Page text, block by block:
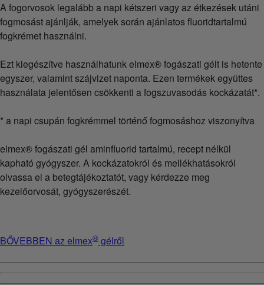
A fogorvosok legalább a napi kétszeri vagy az étkezések utáni
fogmosást ajánlják, amelyek során ajánlatos fluoridtartalmú
fogkrémet használni.
Ezt kiegészítve használhatunk elmex® fogászati gélt is hetente
egyszer, valamint szájvizet naponta. Ezen termékek együttes
használata jelentősen csökkenti a fogszuvasodás kockázatát*.
* a napi csupán fogkrémmel történő fogmosáshoz viszonyítva
elmex® fogászati gél aminfluorid tartalmú, recept nélkül
kapható gyógyszer. A kockázatokról és mellékhatásokról
olvassa el a betegtájékoztatót, vagy kérdezze meg
kezelőorvosát, gyógyszerészét.
BŐVEBBEN az elmex® gélről